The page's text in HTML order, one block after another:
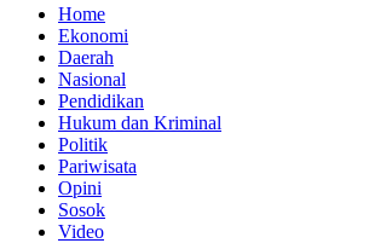
Home
Ekonomi
Daerah
Nasional
Pendidikan
Hukum dan Kriminal
Politik
Pariwisata
Opini
Sosok
Video